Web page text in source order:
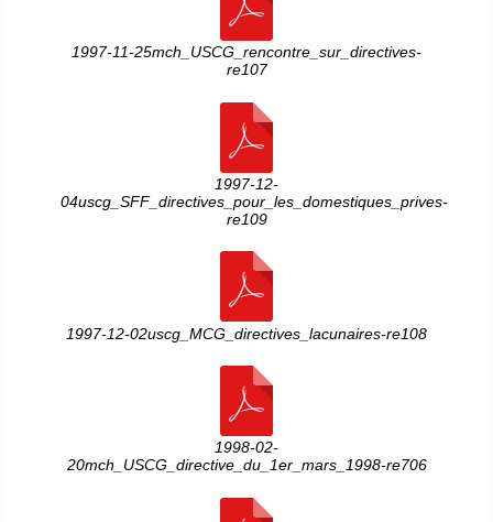
1997-11-25mch_USCG_rencontre_sur_directives-
re107
1997-12-
04uscg_SFF_directives_pour_les_domestiques_prives-
re109
1997-12-02uscg_MCG_directives_lacunaires-re108
1998-02-
20mch_USCG_directive_du_1er_mars_1998-re706